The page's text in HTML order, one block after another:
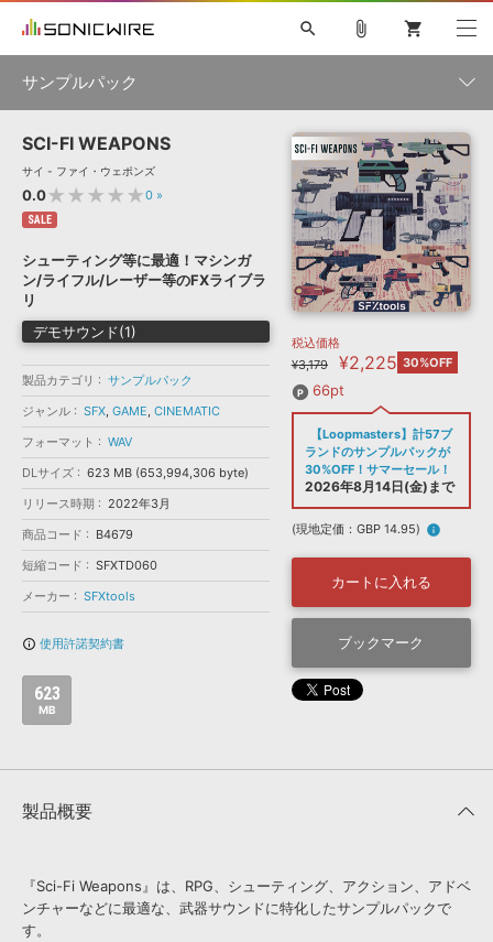
ソフト音源 »
プラグイン・エフェクト »
サンプルパック »
ソフトウェア／ツール »
DAW »
効果音 »
BGM »
特集 »
ニュースレター »
SONICWIREブログ »
製品サポート情報 »
DTMガイド »
FAQ »
お問い合わせ »
音楽カード
楽曲配信流通 サービス
無償のサウンド管理ソフト
次世代型 ボーカル・エディタ
SLS
search
初音ミク NT 鏡音リン・レン V4X 巡音ルカ V4X
MEIKO V3
KAITO V3
VOCALOID TOONTRACK
SPITFIRE AUDIO
VIENNA
EZ DRUMMER 3
ライセンスフリーBGM
ボーカル抜き出し
DUBSTEP
ELECTRONICA
EDM TRANCE MUTANT
ROUTER.FM
SONOCA
ソフト音源 プラグイン・エフェクト
ソフトウェア／ツール 効果音
attach_file shopping_cart
サンプルパック
製品一覧
メーカー
フォーマット
ランキング
SCI-FI WEAPONS
サイ - ファイ・ウェポンズ
0.0★★★★★0 »
SALE
シューティング等に最適！マシンガ
ン/ライフル/レーザー等のFXライブラ
リ
デモサウンド(1)
製品カテゴリ
サンプルパック
ジャンル
SFX, GAME, CINEMATIC
フォーマット
WAV
DLサイズ
623 MB (653,994,306 byte)
リリース時期
2022年3月
商品コード
B4679
短縮コード
SFXTD060
メーカー
SFXtools
info_outline 使用許諾契約書
623
MB
税込価格
¥3,179
¥2,225 30%OFF
66pt
【Loopmasters】計57ブ
ランドのサンプルパックが
30%OFF！サマーセール！
2026年8月14日(金)まで
(現地定価：GBP 14.95) info
カートに入れる
ブックマーク
製品概要
『Sci-Fi Weapons』は、RPG、シューティング、アクション、アドベ
ンチャーなどに最適な、武器サウンドに特化したサンプルパックで
す。